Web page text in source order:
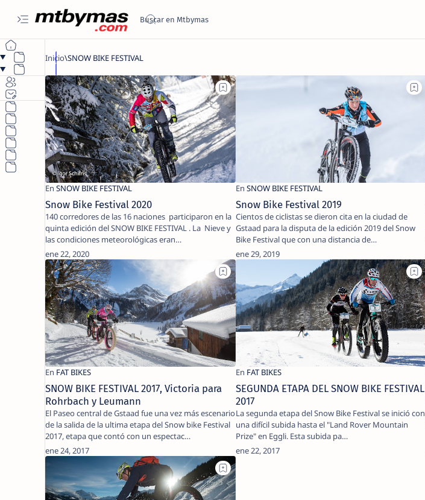
Snow Bike Festival 2020
140 corredores de las 16 naciones participaron en la
quinta edición del SNOW BIKE FESTIVAL . La Nieve y
las condiciones meteorológicas eran…
Snow Bike Festival 2019
Cientos de ciclistas se dieron cita en la ciudad de
Gstaad para la disputa de la edición 2019 del Snow
Bike Festival que con una distancia de…
SNOW BIKE FESTIVAL 2017, Victoria para
Rohrbach y Leumann
El Paseo central de Gstaad fue una vez más escenario
de la salida de la ultima etapa del Snow bike Festival
2017, etapa que contó con un espectac…
SEGUNDA ETAPA DEL SNOW BIKE FESTIVAL
2017
La segunda etapa del Snow Bike Festival se inició con
una difícil subida hasta el "Land Rover Mountain
Prize" en Eggli. Esta subida pa…